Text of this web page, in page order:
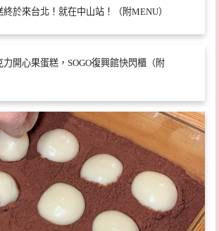
於來台北！就在中山站！（附MENU）
開心果蛋糕，SOGO復興館快閃櫃（附